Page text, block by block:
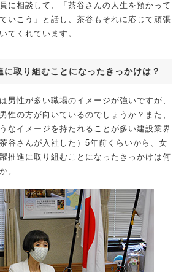
に相談して、「茶谷さんの人生を預かって
いこう」と話し、茶谷もそれに応じて頑張
てくれています。
取り組むことになったきっかけは？
男性が多い職場のイメージが強いですが、
性の方が向いているのでしょうか？また、
なイメージを持たれることが多い建設業界
谷さんが入社した）5年前くらいから、女
推進に取り組むことになったきっかけは何
。